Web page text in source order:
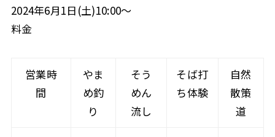
2024年6月1日(土)10:00～
料金
営業時
間
やま
め釣
り
そう
めん
流し
そば打
ち体験
自然
散策
道